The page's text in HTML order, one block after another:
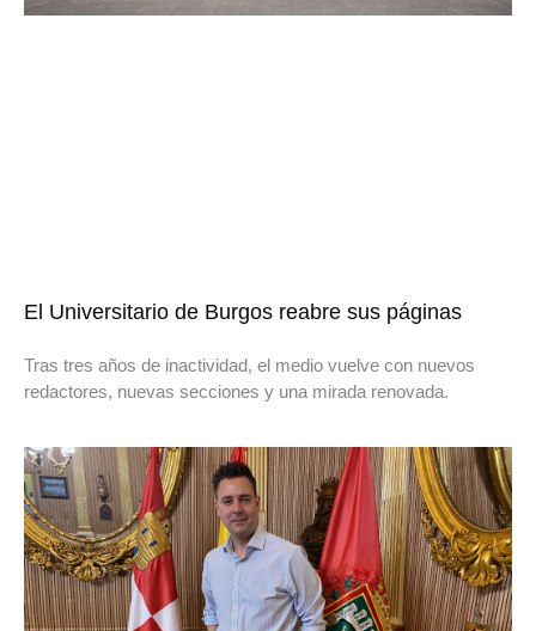
El Universitario de Burgos reabre sus páginas
Tras tres años de inactividad, el medio vuelve con nuevos
redactores, nuevas secciones y una mirada renovada.